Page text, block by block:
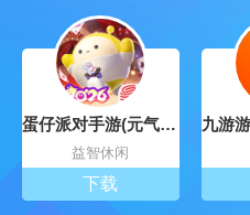
蛋仔派对手游(元气零食季)下载官方正版
益智休闲
下载